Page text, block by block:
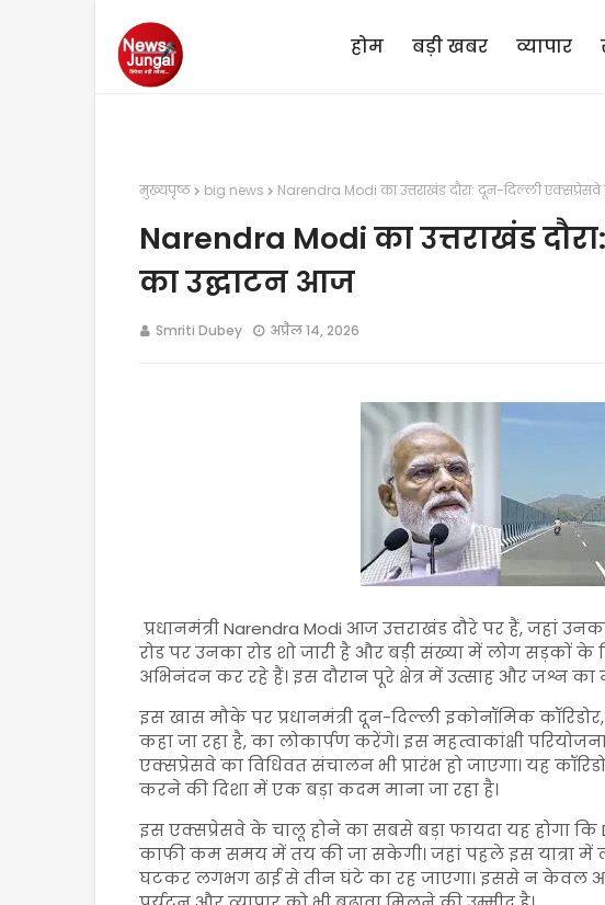
होम बड़ी खबर व्यापार
मुख्यपृष्ठ big news Narendra Modi का उत्तराखंड दौरा: दून-दिल्ली
Narendra Modi का उत्तराखंड
का उद्घाटन आज
Smriti Dubey अप्रैल 14, 2026
प्रधानमंत्रीNarendra Modi आज उत्तराखंड दौरे पर हैं, जहां
रोड पर उनका रोड शो जारी है और बड़ी संख्या में लोग
अभिनंदन कर रहे हैं। इस दौरान पूरे क्षेत्र में उत्साह और जश्न
इस खास मौके पर प्रधानमंत्री दून-दिल्ली इकोनॉमिक
कहा जा रहा है, का लोकार्पण करेंगे। इस महत्वाकांक्षी
एक्सप्रेसवे का विधिवत संचालन भी प्रारंभ हो जाएगा। यह
करने की दिशा में एक बड़ा कदम माना जा रहा है।
इस एक्सप्रेसवे के चालू होने का सबसे बड़ा फायदा यह होगा कि
काफी कम समय में तय की जा सकेगी। जहां पहले इस यात्रा
घटकर लगभग ढाई से तीन घंटे का रह जाएगा। इससे न केवल आम